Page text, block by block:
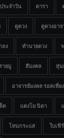
ระจำวัน ดารา
ดูดวง ดูดวงอาจ
ลง ทำนายดวง
ายมู สีมงคล หุ่น
อาจารย์มงคล รอดเที่ย
ด แตงโม นิดา
โหนกระแส ใบเฟิ